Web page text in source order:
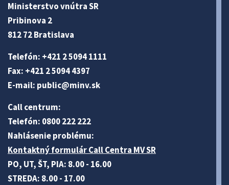
Ministerstvo vnútra SR
Pribinova 2
812 72 Bratislava
Telefón: +421 2 5094 1111
Fax: +421 2 5094 4397
E-mail: public@minv.sk
Call centrum:
Telefón: 0800 222 222
Nahlásenie problému:
Kontaktný formulár Call Centra MV SR
PO, UT, ŠT, PIA: 8.00 - 16.00
STREDA: 8.00 - 17.00